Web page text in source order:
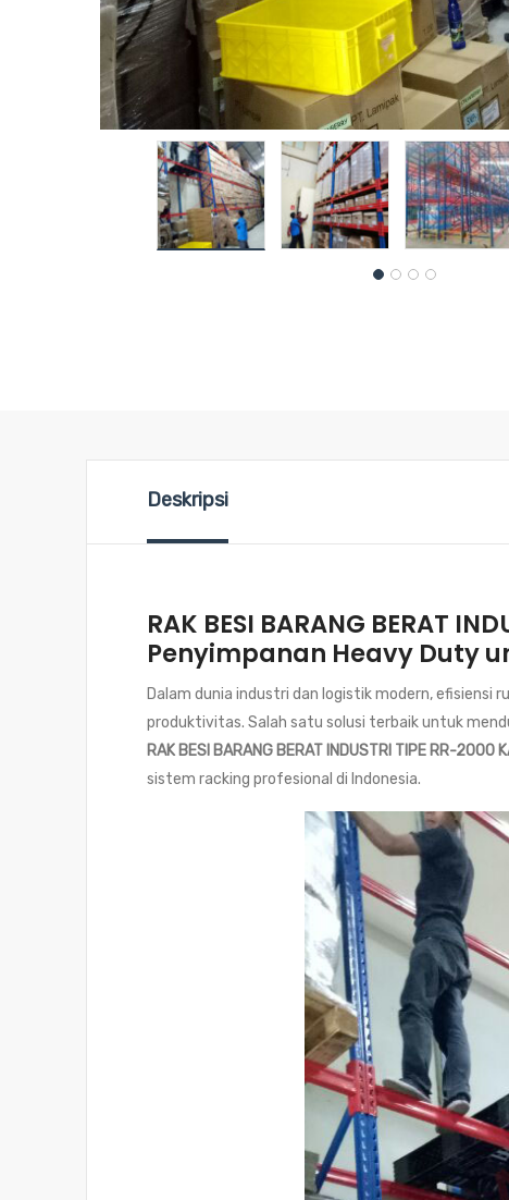
Deskripsi
RAK BESI BARANG BERAT
Penyimpanan Heavy Duty
Dalam dunia industri dan logistik modern,
produktivitas. Salah satu solusi terbaik untuk
RAK BESI BARANG BERAT INDUSTRI TIPE RR-2000
sistem racking profesional di Indonesia.